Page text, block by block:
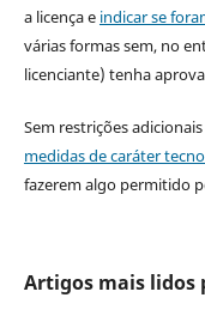
a licença e indicar se
várias formas sem, no
licenciante) tenha
Sem restrições
medidas de caráter
fazerem algo permitido
Artigos mais lidos